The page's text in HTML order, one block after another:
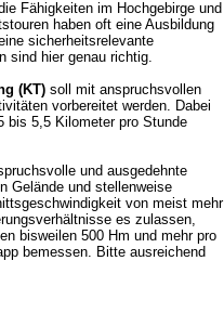
Fähigkeiten im Hochgebirge und
haben oft eine Ausbildung
sicherheitsrelevante
sind hier genau richtig.
(KT)soll mit anspruchsvollen
vorbereitet werden. Dabei
bis 5,5 Kilometer pro Stunde
und ausgedehnte
Gelände und stellenweise
von meist mehr
es zulassen,
bisweilen 500 Hm und mehr pro
bemessen. Bitte ausreichend